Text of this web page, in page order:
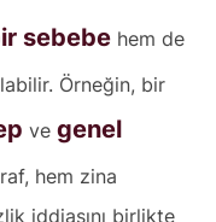
sebebehem de
Örneğin, bir
ve genel
hem zina
iddiasını birlikte